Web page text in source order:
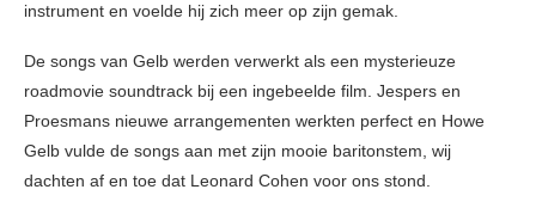
instrument en voelde hij zich meer op zijn gemak.
De songs van Gelb werden verwerkt als een mysterieuze
roadmovie soundtrack bij een ingebeelde film. Jespers en
Proesmans nieuwe arrangementen werkten perfect en Howe
Gelb vulde de songs aan met zijn mooie baritonstem, wij
dachten af en toe dat Leonard Cohen voor ons stond.